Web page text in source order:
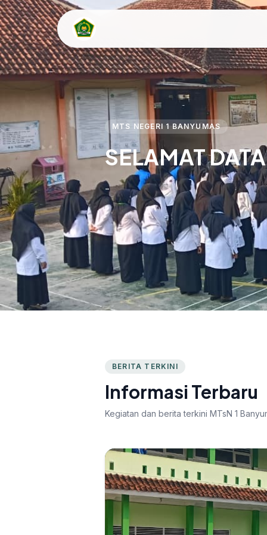
MTS NEGERI 1 BANYUMAS
SELAMAT
-
BERITA TERKINI
Informasi Terbaru
Kegiatan dan berita terkini MTsN 1